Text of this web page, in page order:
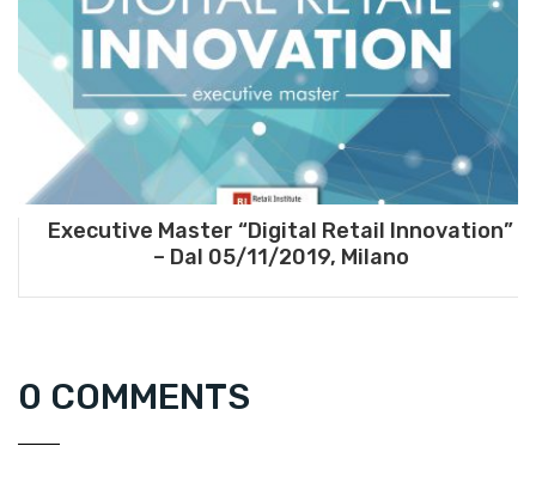
Executive Master “Digital Retail Innovation”
– Dal 05/11/2019, Milano
0 COMMENTS